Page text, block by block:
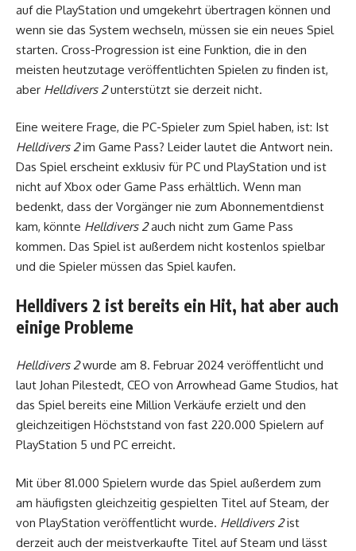
auf die PlayStation und umgekehrt übertragen können und
wenn sie das System wechseln, müssen sie ein neues Spiel
starten. Cross-Progression ist eine Funktion, die in den
meisten heutzutage veröffentlichten Spielen zu finden ist,
aber Helldivers 2unterstützt sie derzeit nicht.
Eine weitere Frage, die PC-Spieler zum Spiel haben, ist: Ist
Helldivers 2im Game Pass? Leider lautet die Antwort nein.
Das Spiel erscheint exklusiv für PC und PlayStation und ist
nicht auf Xbox oder Game Pass erhältlich. Wenn man
bedenkt, dass der Vorgänger nie zum Abonnementdienst
kam, könnte Helldivers 2auch nicht zum Game Pass
kommen. Das Spiel ist außerdem nicht kostenlos spielbar
und die Spieler müssen das Spiel kaufen.
Helldivers 2 ist bereits ein Hit, hat aber auch
einige Probleme
Helldivers 2wurde am 8. Februar 2024 veröffentlicht und
laut Johan Pilestedt, CEO von Arrowhead Game Studios, hat
das Spiel bereits eine Million Verkäufe erzielt und den
gleichzeitigen Höchststand von fast 220.000 Spielern auf
PlayStation 5 und PC erreicht.
Mit über 81.000 Spielern wurde das Spiel außerdem zum
am häufigsten gleichzeitig gespielten Titel auf Steam, der
von PlayStation veröffentlicht wurde. Helldivers 2ist
derzeit auch der meistverkaufte Titel auf Steam und lässt